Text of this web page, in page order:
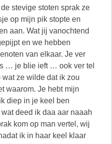
stevige stoten sprak ze
op mijn pik stopte en
aan. Wat jij vanochtend
en we hebben
van elkaar. Je ver
… je blie ieft … ook ver tel
wat ze wilde dat ik zou
waarom. Je hebt mijn
diep in je keel ben
deed ik daa aar naaah
kom op man vertel, wij
ik in haar keel klaar